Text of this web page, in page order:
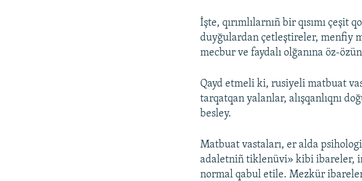
İşte, qırımlılarnıñ bir qısımı çeşit
duyğulardan çetleştireler, menfiy
mecbur ve faydalı olğanına öz-
Qayd etmeli ki, rusiyeli matbuat
tarqatqan yalanlar, alışqanlıqnı
besley.
Matbuat vastaları, er alda
adaletniñ tiklenüvi» kibi ibareler,
normal qabul etile. Mezkür